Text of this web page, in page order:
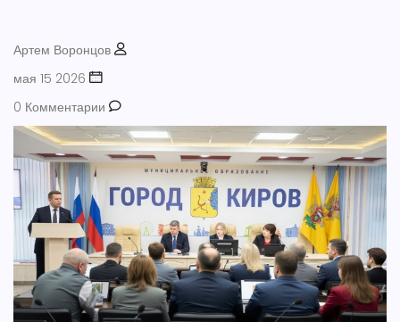
Артем Воронцов
мая 15 2026
0 Комментарии